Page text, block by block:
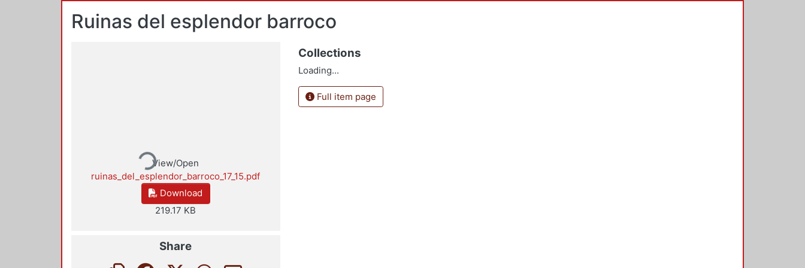
Ruinas del esplendor barroco
Loading...View/Open
ruinas_del_esplendor_barroco_17_15.pdf
Download
219.17 KB
Share
Collections
Loading...
Full item page